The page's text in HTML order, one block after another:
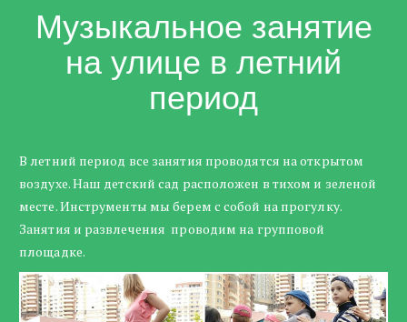
Музыкальное занятие
на улице в летний
период
В летний период все занятия проводятся на открытом
воздухе. Наш детский сад расположен в тихом и зеленой
месте. Инструменты мы берем с собой на прогулку.
Занятия и развлечения проводим на групповой
площадке.